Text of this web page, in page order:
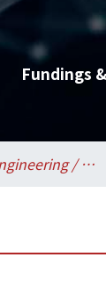
Fundings
Electrical Engineering / 電機工程學系